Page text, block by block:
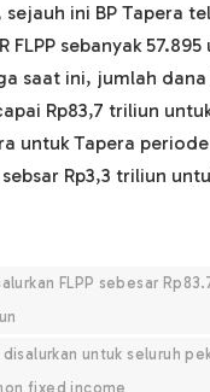
ini BP Tapera
FLPP sebanyak
saat ini, jumlah dana
Rp83,7 triliun
untuk Tapera periode
Rp3,3 triliun
FLPP sebesar
disalurkan untuk seluruh
fixed income